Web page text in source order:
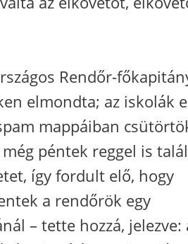
Rendőr-
elmondta; az iskolák
mappáiban
péntek reggel is
így fordult elő, hogy
a rendőrök egy
– tette hozzá, jelezve: